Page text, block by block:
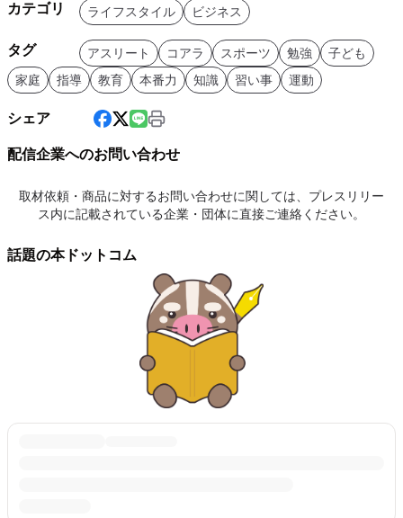
カテゴリ ライフスタイル ビジネス
タグ アスリート コアラ スポーツ 勉強
子ども
家庭
指導 教育 本番力 知識 習い事 運動
シェア
配信企業へのお問い合わせ
取材依頼・商品に対するお問い合わせに関しては、プレスリリー
ス内に記載されている企業・団体に直接ご連絡ください。
話題の本ドットコム